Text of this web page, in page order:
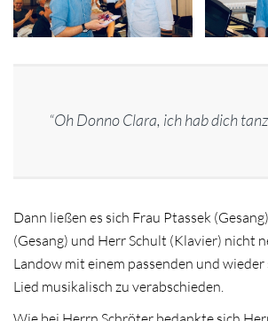
“Oh Donno Clara, ich hab dich
Dann ließen es sich Frau Ptassek
(Gesang) und Herr Schult (Klavier) nicht
Landow mit einem passenden und
Lied musikalisch zu verabschieden.